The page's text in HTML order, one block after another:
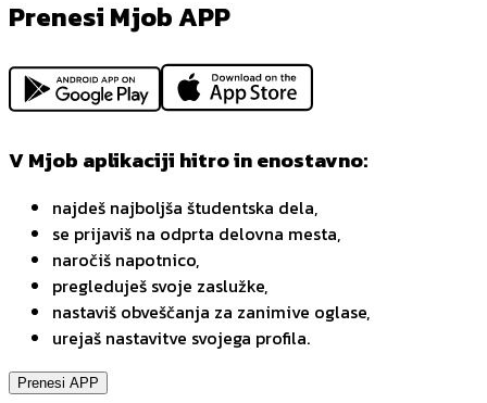
Prenesi Mjob APP
V Mjob aplikaciji hitro in enostavno:
najdeš najboljša študentska dela,
se prijaviš na odprta delovna mesta,
naročiš napotnico,
pregleduješ svoje zaslužke,
nastaviš obveščanja za zanimive oglase,
urejaš nastavitve svojega profila.
Prenesi APP